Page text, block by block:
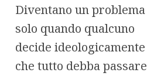
Diventano un problema
solo quando qualcuno
decide ideologicamente
che tutto debba passare